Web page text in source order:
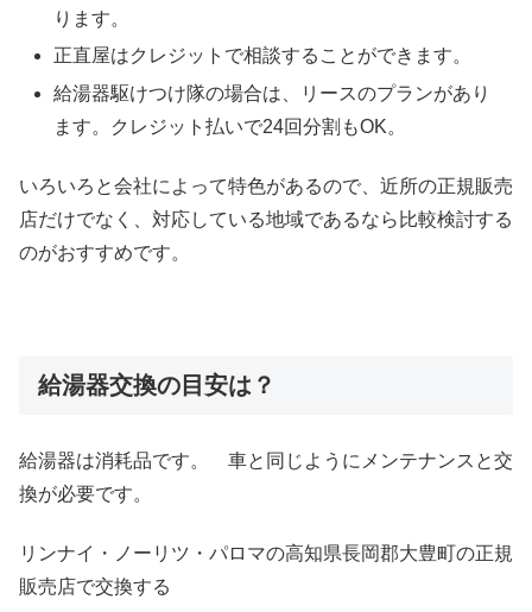
ります。
正直屋はクレジットで相談することができます。
給湯器駆けつけ隊の場合は、リースのプランがあり
ます。クレジット払いで24回分割もOK。
いろいろと会社によって特色があるので、近所の正規販売
店だけでなく、対応している地域であるなら比較検討する
のがおすすめです。
給湯器交換の目安は？
給湯器は消耗品です。 車と同じようにメンテナンスと交
換が必要です。
リンナイ・ノーリツ・パロマの高知県長岡郡大豊町の正規
販売店で交換する